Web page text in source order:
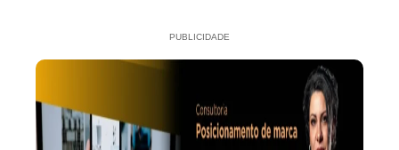
PUBLICIDADE